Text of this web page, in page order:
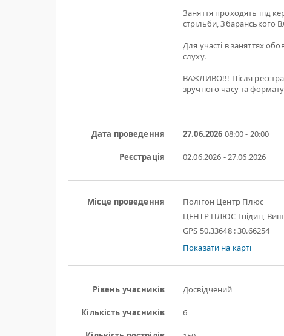
Заняття проходять під
стрільби, Збаранського
Для участі в заняттях
слуху.
ВАЖЛИВО!!! Після
зручного часу та
Дата проведення 27.06.2026 08:00 - 20:00
Реєстрація 02.06.2026 - 27.06.2026
Місце проведення
Полігон Центр Плюс
ЦЕНТР ПЛЮС Гнідин,
GPS 50.33648 : 30.66254
Показати на карті
Рівень учасників Досвідчений
Кількість учасників 6